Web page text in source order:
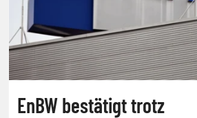
EnBW bestätigt trotz